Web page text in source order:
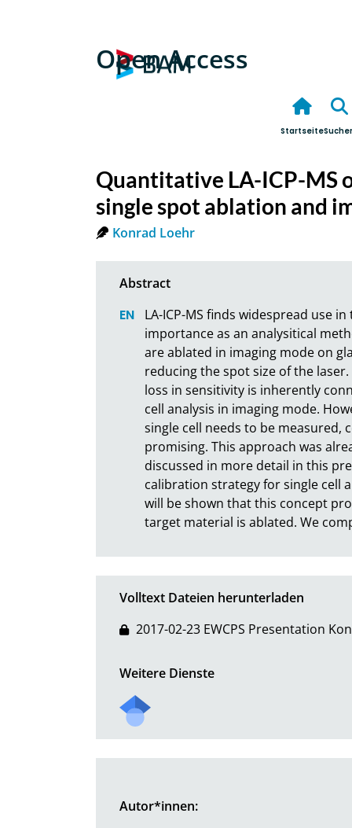
Open Access
Startseite
Quantitative LA-ICP-MS
single spot ablation and
Konrad Loehr
LA-ICP-MS finds widespread use
importance as an analysitical
are ablated in imaging mode on
reducing the spot size of the
loss in sensitivity is inherently
cell analysis in imaging mode.
single cell needs to be measured,
promising. This approach was
discussed in more detail in this
calibration strategy for single cell
will be shown that this concept
target material is ablated. We
Volltext Dateien herunterladen
2017-02-23 EWCPS Presentation
Weitere Dienste
Autor*innen: